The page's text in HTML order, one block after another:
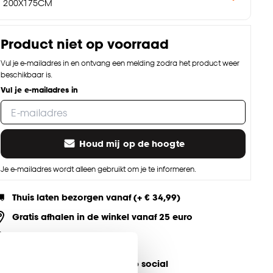
200X175CM
Product niet op voorraad
Vul je e-mailadres in en ontvang een melding zodra het product weer
beschikbaar is.
Vul je e-mailadres in
Houd mij op de hoogte
Je e-mailadres wordt alleen gebruikt om je te informeren.
Thuis laten bezorgen vanaf (+ € 34,99)
Gratis afhalen in de winkel vanaf 25 euro
jouw product & volg ons op social